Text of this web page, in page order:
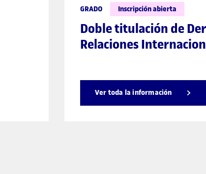
GRADO Inscripción abierta
Doble titulación de
Relaciones
Ver toda la información